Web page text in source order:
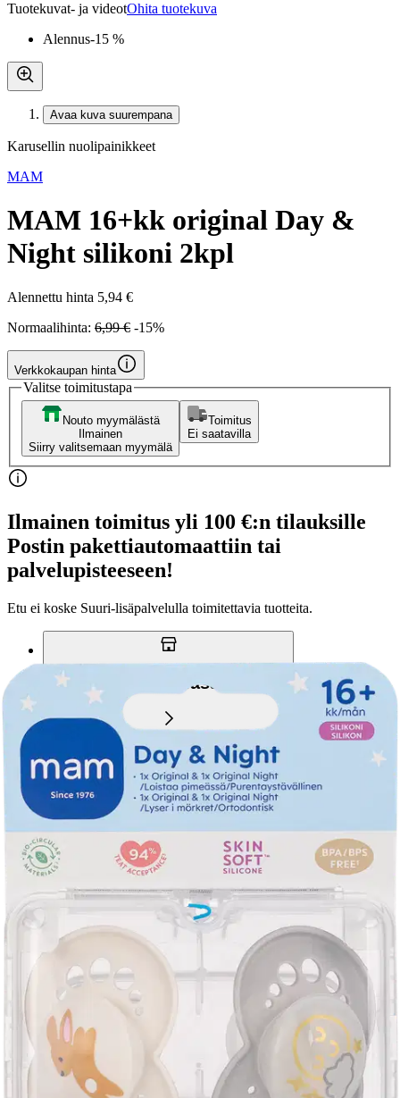
Tuotekuvat- ja videotOhita tuotekuva
Alennus-15 %
Avaa kuva suurempana
Karusellin nuolipainikkeet
MAM
MAM 16+kk original Day &
Night silikoni 2kpl
Alennettu hinta 5,94 €
Normaalihinta: 6,99 € -15%
Verkkokaupan hinta
Valitse toimitustapa
Nouto myymälästä
Ilmainen
Siirry valitsemaan myymälä
Toimitus
Ei saatavilla
Ilmainen toimitus yli 100 €:n tilauksille
Postin pakettiautomaattiin tai
palvelupisteeseen!
Etu ei koske Suuri‑lisäpalvelulla toimitettavia tuotteita.
Tarkista myymäläsaatavuus
Tuotekuvaus
MAM Original 16+kk Day and Night: Päivä ja yötutti samassa
paketissa! Turvallinen Ainu MAM Original tutti lohduttaa ja auttaa
vauvaa nukahtamaan ja rauhoittumaan. MAM SkinSoftTM silikoni
on erityisen pehmeää ja liukumattomuutensa ansiosta se pysyy
paremmin vauvan suussa. Tutti on aina oikein päin ja se on mukava
sekä turvallinen käyttää. Yötutin nuppiosa hohtaa pimeässä joten se
on helppo löytää hämärässäkin huoneessa.
Helppo puhdistaa ja tutti
voidaan steriloida mikrossa sen omassa kotelossa. Ikäsuositus 16+
kk. Tutin osat, lukuun ottamatta imuosaa, on valmistettu kierrätetystä
cPP-muovista. cPP on keittämisen kestävää, fysiologisesti vaaratonta
muovia. MAM antaa uuden elämän biopohjaisille ja kierrätetyille
materiaaleille, jotka eivät kilpaile elintarvikeketjun kanssa.
tuotekuvausta